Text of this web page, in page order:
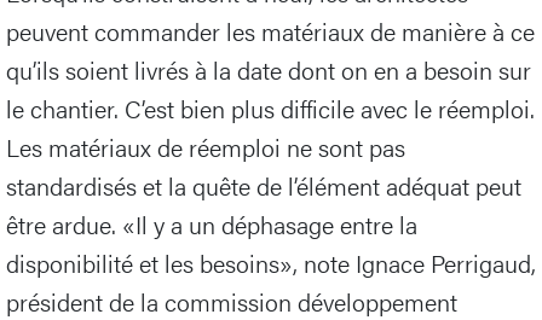
peuvent commander les matériaux de manière à ce
qu’ils soient livrés à la date dont on en a besoin sur
le chantier. C’est bien plus difficile avec le réemploi.
Les matériaux de réemploi ne sont pas
standardisés et la quête de l’élément adéquat peut
être ardue. «Il y a un déphasage entre la
disponibilité et les besoins», note Ignace Perrigaud,
président de la commission développement